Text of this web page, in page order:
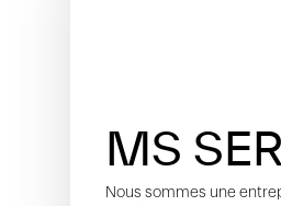
MS
Nous sommes une